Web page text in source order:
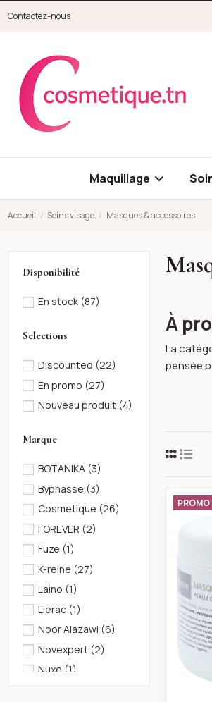
Contactez-nous
Maquillage
Accueil Soins visage Masques & accessoires
À
La
pensée
PROMO
Disponibilité
En stock (87)
Selections
Discounted (22)
En promo (27)
Nouveau produit (4)
Marque
BOTANIKA (3)
Byphasse (3)
Cosmetique (26)
FOREVER (2)
Fuze (1)
K-reine (27)
Laino (1)
Lierac (1)
Noor Alazawi (6)
Novexpert (2)
Nuxe (1)
Ruby face(4)